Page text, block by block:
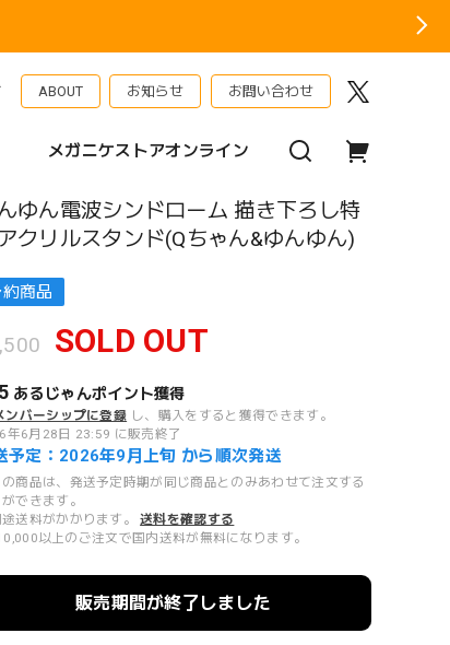
ABOUT お知らせ お問い合わせ
メガニケストアオンライン
ゆん電波シンドローム 描き下ろし特
クリルスタンド(Qちゃん&ゆんゆん)
商品
SOLD OUT
あるじゃんポイント獲得
ンバーシップに登録 し、購入をすると獲得できます。
年6月28日 23:59 に販売終了
予定：2026年9月上旬 から順次発送
商品は、発送予定時期が同じ商品とのみあわせて注文する
できます。
送料がかかります。
送料を確認する
以上のご注文で国内送料が無料になります。
販売期間が終了しました